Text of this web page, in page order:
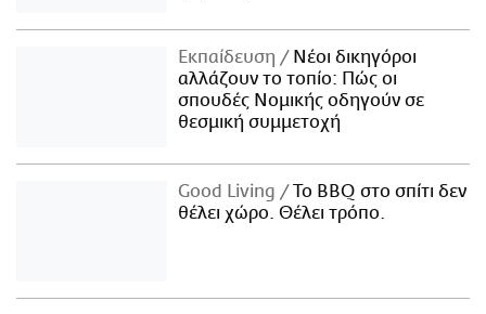
Εκπαίδευση
Νέοι δικηγόροι
αλλάζουν το τοπίο: Πώς οι
σπουδές Νομικής οδηγούν σε
θεσμική συμμετοχή
Good Living
Το BBQ στο σπίτι δεν
θέλει χώρο. Θέλει τρόπο.